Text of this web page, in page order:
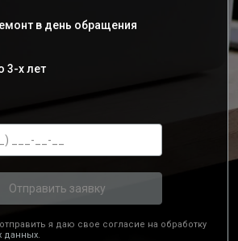
в день обращения
3-х лет
Отправить заявку
я даю свое согласие на обработку
данных.